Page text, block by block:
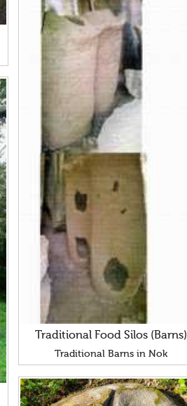
Traditional Food Silos (Barns)
Traditional Barns in Nok